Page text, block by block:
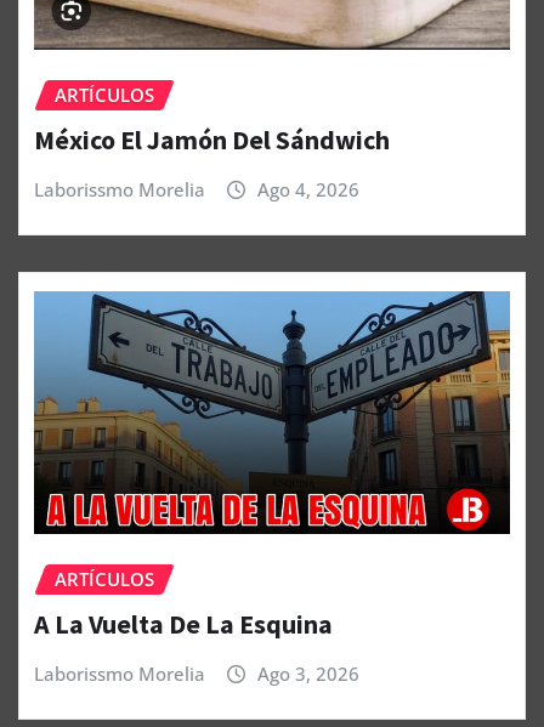
ARTÍCULOS
México El Jamón Del Sándwich
Laborissmo Morelia Ago 4, 2026
ARTÍCULOS
A La Vuelta De La Esquina
Laborissmo Morelia Ago 3, 2026